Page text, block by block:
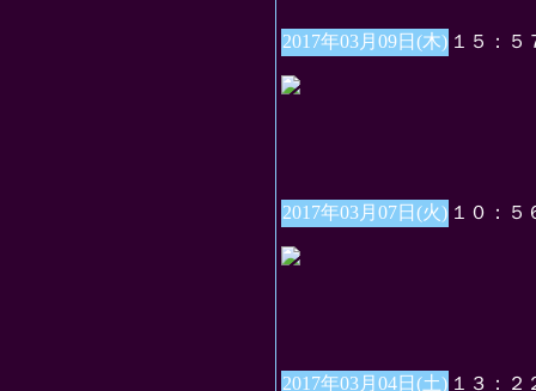
2017年03月09日(木) １５：５
2017年03月07日(火) １０：５
2017年03月04日(土) １３：２